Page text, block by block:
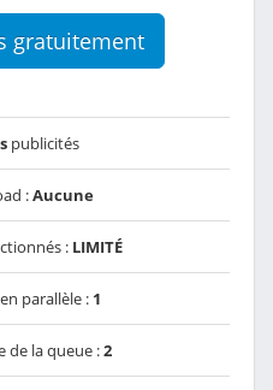
gratuitement
publicités
:Aucune
: LIMITÉ
parallèle : 1
de la queue :2